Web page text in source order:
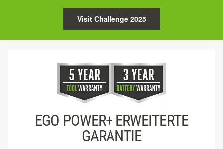
Visit Challenge 2025
EGO POWER+ ERWEITERTE
GARANTIE